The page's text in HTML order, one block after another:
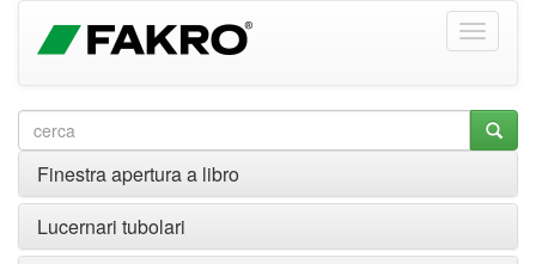
Finestra apertura a libro
Lucernari tubolari